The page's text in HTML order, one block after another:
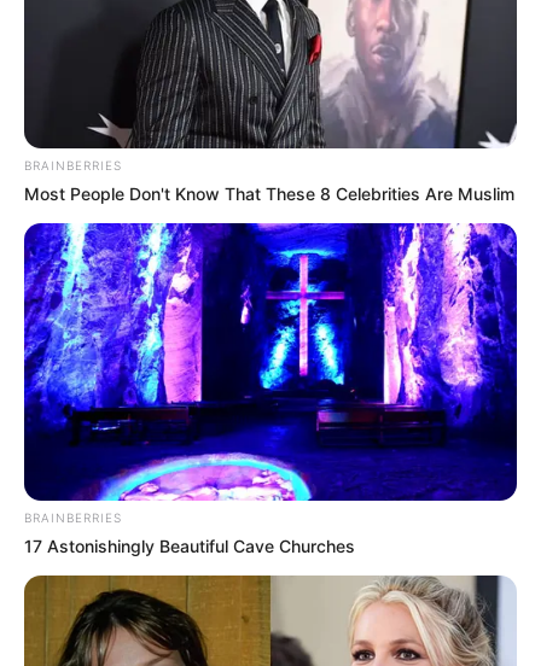
BRAINBERRIES
Most People Don't Know That These 8 Celebrities Are Muslim
BRAINBERRIES
17 Astonishingly Beautiful Cave Churches